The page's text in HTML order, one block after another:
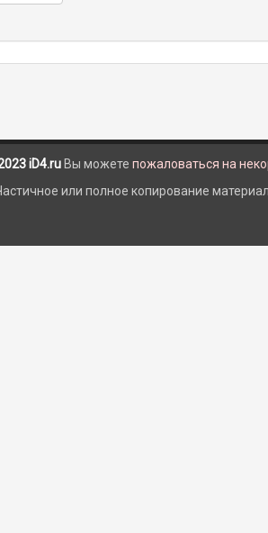
iD4.ruВы можете пожаловаться на
или полное копирование